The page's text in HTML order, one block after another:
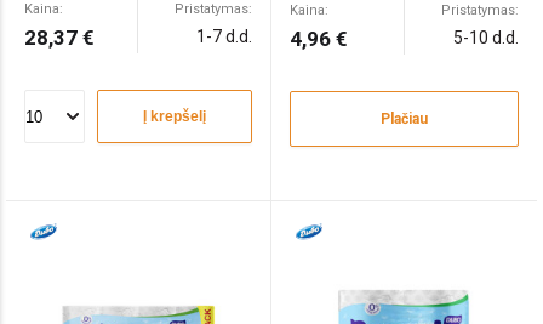
Kaina:
28,37 €
Pristatymas:
1-7 d.d.
Į krepšelį
Kaina:
4,96 €
Pristatymas:
5-10 d.d.
Plačiau